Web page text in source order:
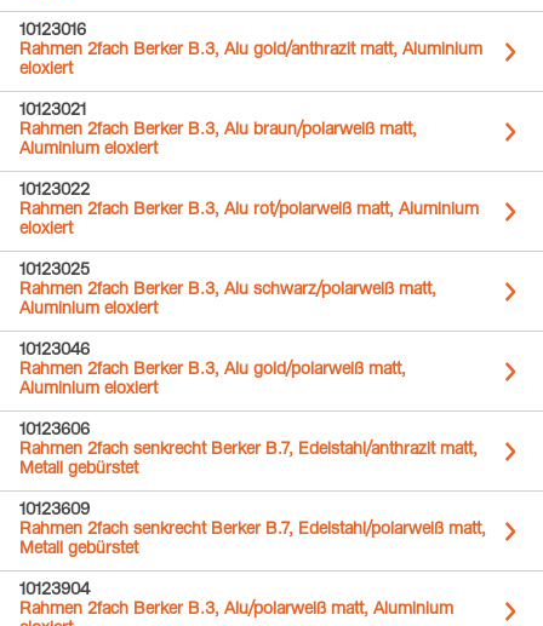
10123016
Rahmen 2fach Berker B.3, Alu gold/anthrazit matt, Aluminium
eloxiert
10123021
Rahmen 2fach Berker B.3, Alu braun/polarweiß matt,
Aluminium eloxiert
10123022
Rahmen 2fach Berker B.3, Alu rot/polarweiß matt, Aluminium
eloxiert
10123025
Rahmen 2fach Berker B.3, Alu schwarz/polarweiß matt,
Aluminium eloxiert
10123046
Rahmen 2fach Berker B.3, Alu gold/polarweiß matt,
Aluminium eloxiert
10123606
Rahmen 2fach senkrecht Berker B.7, Edelstahl/anthrazit matt,
Metall gebürstet
10123609
Rahmen 2fach senkrecht Berker B.7, Edelstahl/polarweiß matt,
Metall gebürstet
10123904
Rahmen 2fach Berker B.3, Alu/polarweiß matt, Aluminium